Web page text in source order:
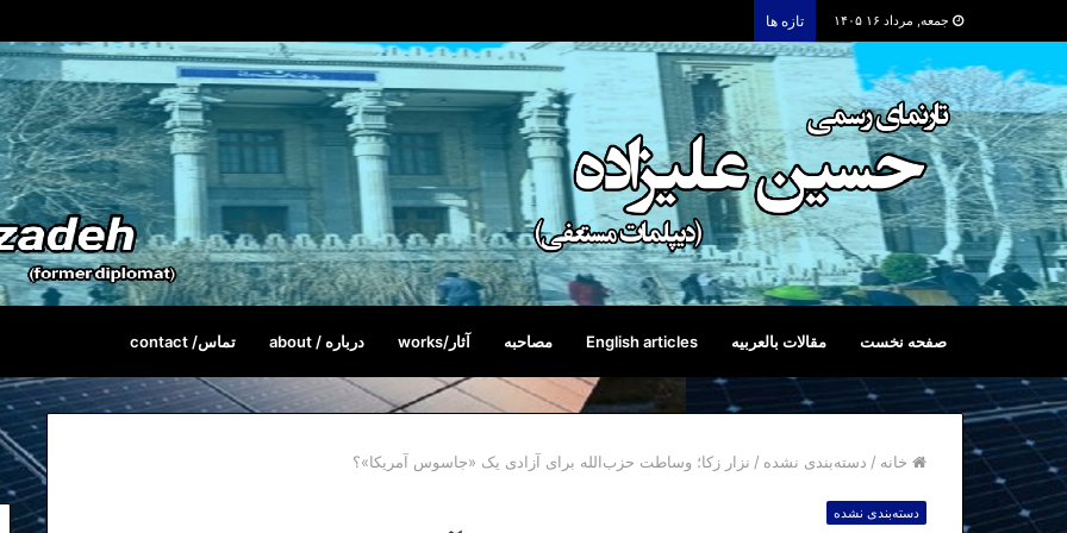
جمعه, مرداد ۱۶ ۱۴۰۵ تازه ها
صفحه نخست مقالات بالعربیه English articles مصاحبه آثار/works درباره / about تماس/ contact
خانه / دسته‌بندی نشده / نزار زکا؛ وساطت حزب‌الله برای آزادی یک «جاسوس آمریکا»؟
دسته‌بندی نشده